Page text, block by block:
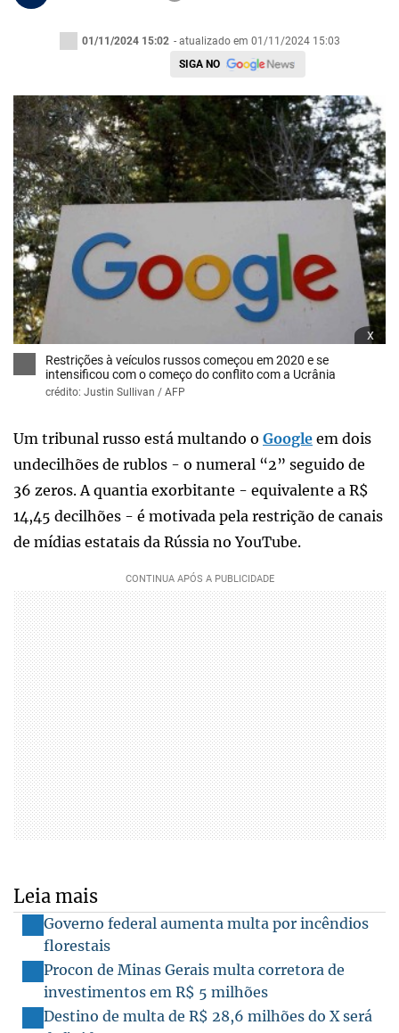
01/11/2024 15:02 - atualizado em 01/11/2024 15:03
SIGA NO
x
Restrições à veículos russos começou em 2020 e se
intensificou com o começo do conflito com a Ucrânia
crédito: Justin Sullivan / AFP
Um tribunal russo está multando o Google em dois
undecilhões de rublos - o numeral “2” seguido de
36 zeros. A quantia exorbitante - equivalente a R$
14,45 decilhões - é motivada pela restrição de canais
de mídias estatais da Rússia no YouTube.
Leia mais
Governo federal aumenta multa por incêndios
florestais
Procon de Minas Gerais multa corretora de
investimentos em R$ 5 milhões
Destino de multa de R$ 28,6 milhões do X será